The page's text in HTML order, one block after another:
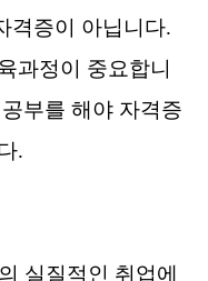
격증이 아닙니다.
과정이 중요합니
부를 해야 자격증
.
실질적인 취업에